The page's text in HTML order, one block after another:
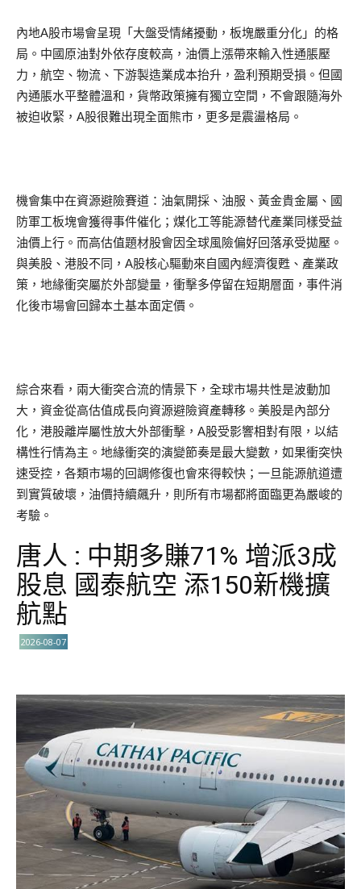
內地A股市場會呈現「大盤受情緒擾動，板塊嚴重分化」的格
局。中國原油對外依存度較高，油價上漲帶來輸入性通脹壓
力，航空、物流、下游製造業成本抬升，盈利預期受損。但國
內通脹水平整體溫和，貨幣政策擁有獨立空間，不會跟隨海外
被迫收緊，A股很難出現全面熊市，更多是震盪格局。
機會集中在資源避險賽道：油氣開採、油服、黃金貴金屬、國
防軍工板塊會獲得事件催化；煤化工等能源替代產業同樣受益
油價上行。而高估值題材股會因全球風險偏好回落承受拋壓。
與美股、港股不同，A股核心驅動來自國內經濟復甦、產業政
策，地緣衝突屬於外部變量，衝擊多停留在短期層面，事件消
化後市場會回歸本土基本面定價。
綜合來看，兩大衝突合流的情景下，全球市場共性是波動加
大，資金從高估值成長向資源避險資產轉移。美股是內部分
化，港股離岸屬性放大外部衝擊，A股受影響相對有限，以結
構性行情為主。地緣衝突的演變節奏是最大變數，如果衝突快
速受控，各類市場的回調修復也會來得較快；一旦能源航道遭
到實質破壞，油價持續飆升，則所有市場都將面臨更為嚴峻的
考驗。
唐人 : 中期多賺71% 增派3成
股息 國泰航空 添150新機擴
航點
2026-08-07